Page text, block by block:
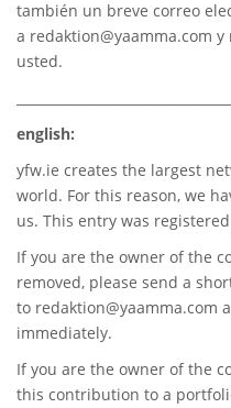
también un breve correo
a redaktion@yaamma.com y
usted.
english:
yfw.ie creates the largest
world. For this reason, we
us. This entry was
If you are the owner of the
removed, please send a
to redaktion@yaamma.com
immediately.
If you are the owner of the
this contribution to a